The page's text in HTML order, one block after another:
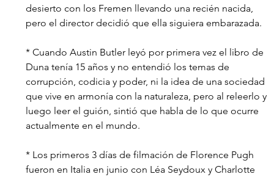
desierto con los Fremen llevando una recién nacida,
pero el director decidió que ella siguiera embarazada.
* Cuando Austin Butler leyó por primera vez el libro de
Duna tenía 15 años y no entendió los temas de
corrupción, codicia y poder, ni la idea de una sociedad
que vive en armonía con la naturaleza, pero al releerlo y
luego leer el guión, sintió que habla de lo que ocurre
actualmente en el mundo.
* Los primeros 3 días de filmación de Florence Pugh
fueron en Italia en junio con Léa Seydoux y Charlotte